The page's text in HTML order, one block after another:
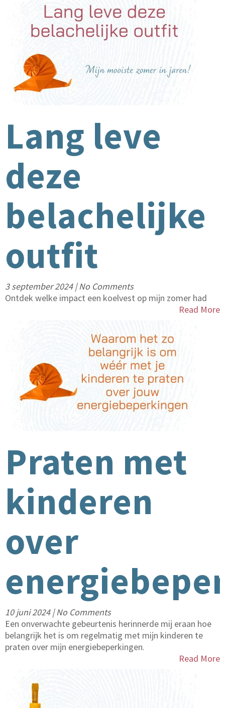
Lang leve
deze
belachelijke
outfit
3 september 2024 |No Comments
Ontdek welke impact een koelvest op mijn zomer had
Read More
Praten met
kinderen
over
10 juni 2024 |No Comments
Een onverwachte gebeurtenis herinnerde mij eraan hoe
belangrijk het is om regelmatig met mijn kinderen te
praten over mijn energiebeperkingen.
Read More